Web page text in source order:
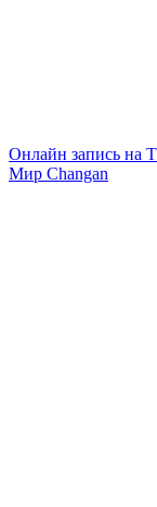
Онлайн запись на
Мир Changan